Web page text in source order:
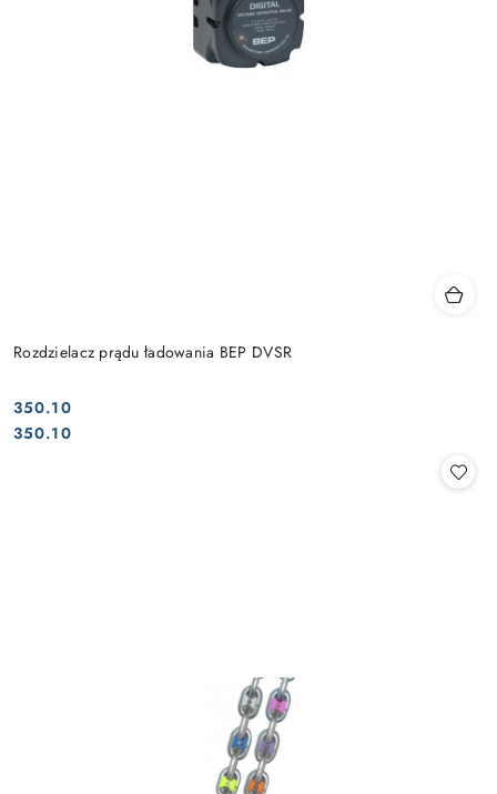
Rozdzielacz prądu ładowania BEP DVSR
Cena:
350.10
Cena:
350.10